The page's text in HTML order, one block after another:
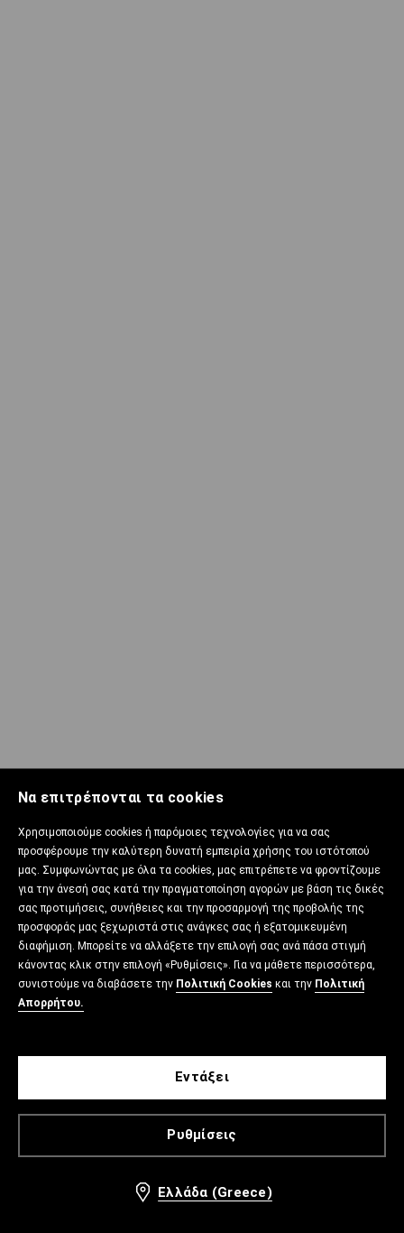
Να επιτρέπονται τα cookies
Χρησιμοποιούμε cookies ή παρόμοιες τεχνολογίες για να σας
προσφέρουμε την καλύτερη δυνατή εμπειρία χρήσης του ιστότοπού
μας. Συμφωνώντας με όλα τα cookies, μας επιτρέπετε να φροντίζουμε
για την άνεσή σας κατά την πραγματοποίηση αγορών με βάση τις δικές
σας προτιμήσεις, συνήθειες και την προσαρμογή της προβολής της
προσφοράς μας ξεχωριστά στις ανάγκες σας ή εξατομικευμένη
διαφήμιση. Μπορείτε να αλλάξετε την επιλογή σας ανά πάσα στιγμή
κάνοντας κλικ στην επιλογή «Ρυθμίσεις». Για να μάθετε περισσότερα,
συνιστούμε να διαβάσετε την Πολιτική Cookies και την Πολιτική
Απορρήτου.
Ρυθμίσεις
Εντάξει
Ελλάδα (Greece)